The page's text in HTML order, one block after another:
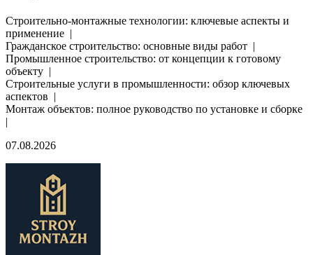
Строительно-монтажные технологии: ключевые аспекты и
применение |
Гражданское строительство: основные виды работ |
Промышленное строительство: от концепции к готовому
объекту |
Строительные услуги в промышленности: обзор ключевых
аспектов |
Монтаж объектов: полное руководство по установке и сборке
|
07.08.2026